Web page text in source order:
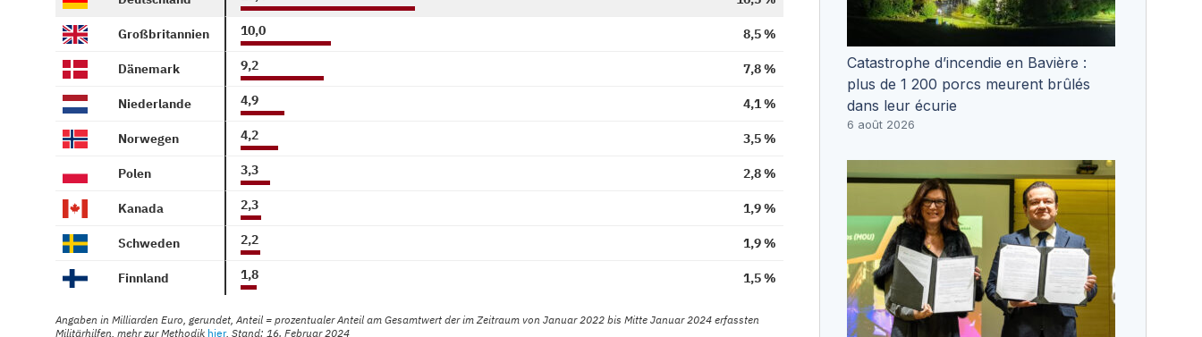
Catastrophe d’incendie en Bavière :
plus de 1 200 porcs meurent brûlés
dans leur écurie
6 août 2026